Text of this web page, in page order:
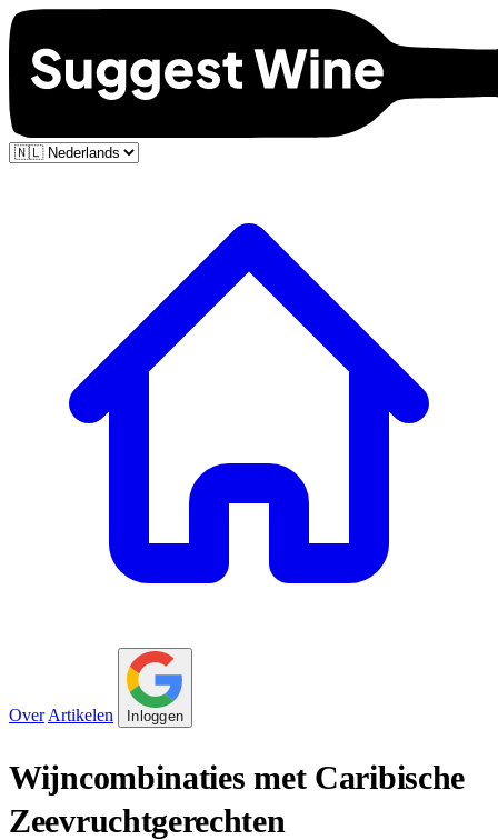
Over Artikelen Inloggen
Wijncombinaties met Caribische
Zeevruchtgerechten